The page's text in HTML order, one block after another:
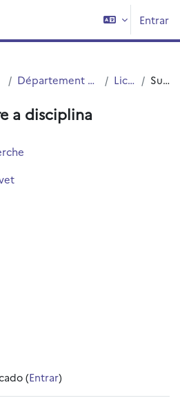
Entrar
Département UFR3S - ILIS Licence Sumário
a disciplina
(Entrar)